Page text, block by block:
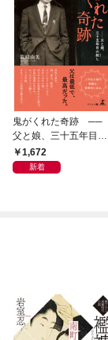
鬼がくれた奇跡 ──
父と娘、三十五年目の
赦し1,672
新着